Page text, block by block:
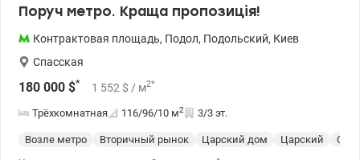
Поруч метро. Краща пропозиція!
Контрактовая площадь, Подол, Подольский, Киев
Спасская
180 000 $* 1 552 $ / м2*
Трёхкомнатная 116/96/10 м2 3/3 эт.
Возле метро Вторичный рынок Царский дом Царский
С